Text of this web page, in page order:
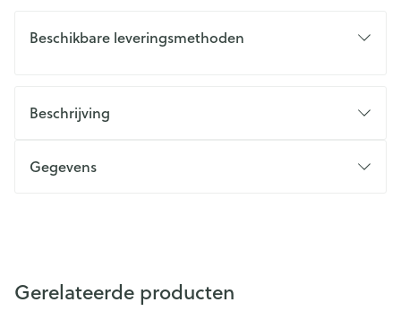
Beschikbare leveringsmethoden
Beschrijving
Gegevens
Gerelateerde producten